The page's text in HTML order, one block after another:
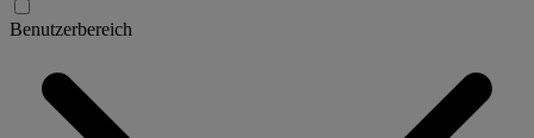
Benutzerbereich